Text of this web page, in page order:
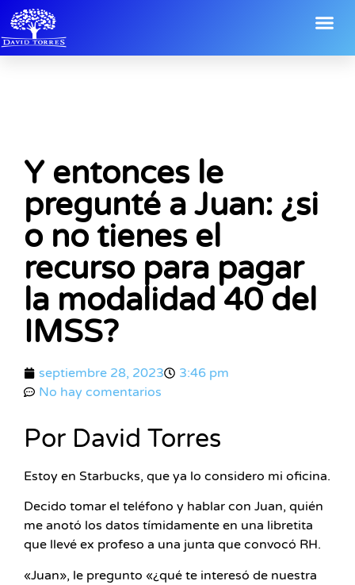
Y entonces le
pregunté a Juan: ¿si
o no tienes el
recurso para pagar
la modalidad 40 del
IMSS?
septiembre 28, 2023
3:46 pm
No hay comentarios
Por David Torres
Estoy en Starbucks, que ya lo considero mi oficina.
Decido tomar el teléfono y hablar con Juan, quién
me anotó los datos tímidamente en una libretita
que llevé ex profeso a una junta que convocó RH.
«Juan», le pregunto «¿qué te interesó de nuestra